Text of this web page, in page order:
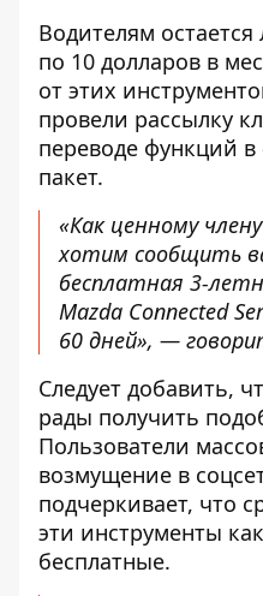
Водителям
по 10 долларов в
от этих
провели рассылку
переводе функций
пакет.
«Как ценному
хотим сообщить
бесплатная 3-
Mazda Connected
60 дней», —
Следует добавить,
рады получить
Пользователи
возмущение в
подчеркивает, что
эти инструменты
бесплатные.